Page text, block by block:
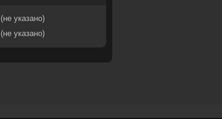
(не указано)
(не указано)